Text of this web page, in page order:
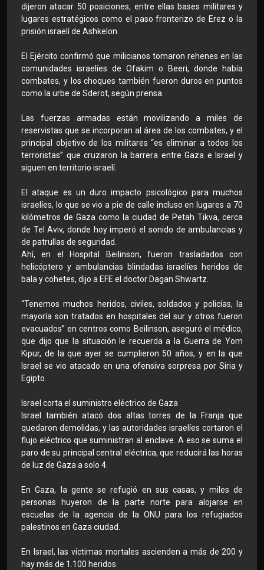
dijeron atacar 50 posiciones, entre ellas bases militares y
lugares estratégicos como el paso fronterizo de Erez o la
prisión israelí de Ashkelon.
El Ejército confirmó que milicianos tomaron rehenes en las
comunidades israelíes de Ofakim o Beeri, donde había
combates, y los choques también fueron duros en puntos
como la urbe de Sderot, según prensa.
Las fuerzas armadas están movilizando a miles de
reservistas que se incorporan al área de los combates, y el
principal objetivo de los militares “es eliminar a todos los
terroristas” que cruzaron la barrera entre Gaza e Israel y
siguen en territorio israelí.
El ataque es un duro impacto psicológico para muchos
israelíes, lo que se vio a pie de calle incluso en lugares a 70
kilómetros de Gaza como la ciudad de Petah Tikva, cerca
de Tel Aviv, donde hoy imperó el sonido de ambulancias y
de patrullas de seguridad.
Ahí, en el Hospital Beilinson, fueron trasladados con
helicóptero y ambulancias blindadas israelíes heridos de
bala y cohetes, dijo a EFE el doctor Dagan Shwartz.
“Tenemos muchos heridos, civiles, soldados y policías, la
mayoría son tratados en hospitales del sur y otros fueron
evacuados” en centros como Beilinson, aseguró el médico,
que dijo que la situación le recuerda a la Guerra de Yom
Kipur, de la que ayer se cumplieron 50 años, y en la que
Israel se vio atacado en una ofensiva sorpresa por Siria y
Egipto.
Israel corta el suministro eléctrico de Gaza
Israel también atacó dos altas torres de la Franja que
quedaron demolidas, y las autoridades israelíes cortaron el
flujo eléctrico que suministran al enclave. A eso se suma el
paro de su principal central eléctrica, que reducirá las horas
de luz de Gaza a solo 4.
En Gaza, la gente se refugió en sus casas, y miles de
personas huyeron de la parte norte para alojarse en
escuelas de la agencia de la ONU para los refugiados
palestinos en Gaza ciudad.
En Israel, las víctimas mortales ascienden a más de 200 y
hay más de 1.100 heridos.